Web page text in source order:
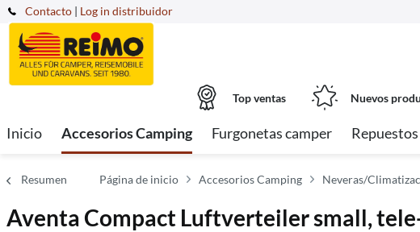
Contacto | Log in distribuidor
Top ventas Nuevos
Inicio Accesorios Camping Furgonetas camper Repuestos
Resumen Página de inicio Accesorios Camping Neveras/
Aventa Compact Luftverteiler small,